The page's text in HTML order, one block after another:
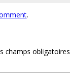
.
champs